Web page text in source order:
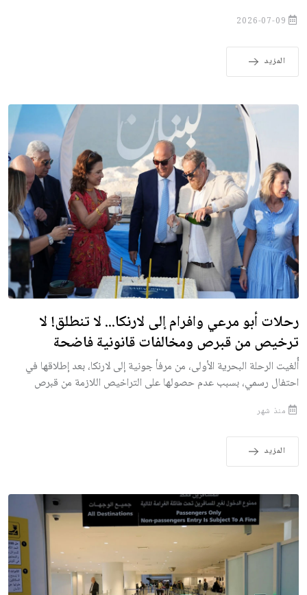
2026-07-09
المزيد
رحلات أبو مرعي وافرام إلى لارنكا... لا تنطلق! لا
ترخيص من قبرص ومخالفات قانونية فاضحة
أُلغيت الرحلة البحرية الأولى، من مرفأ جونية إلى لارنكا، بعد إطلاقها في
احتفال رسمي، بسبب عدم حصولها على التراخيص اللازمة من قبرص
منذ شهر
المزيد